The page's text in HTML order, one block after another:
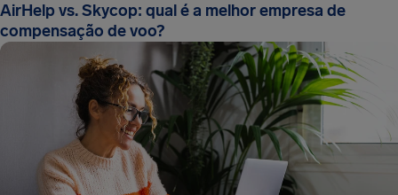
AirHelp vs. Skycop: qual é a melhor empresa de
compensação de voo?